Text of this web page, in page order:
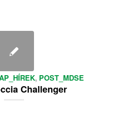
, POST_MDSE
Challenger